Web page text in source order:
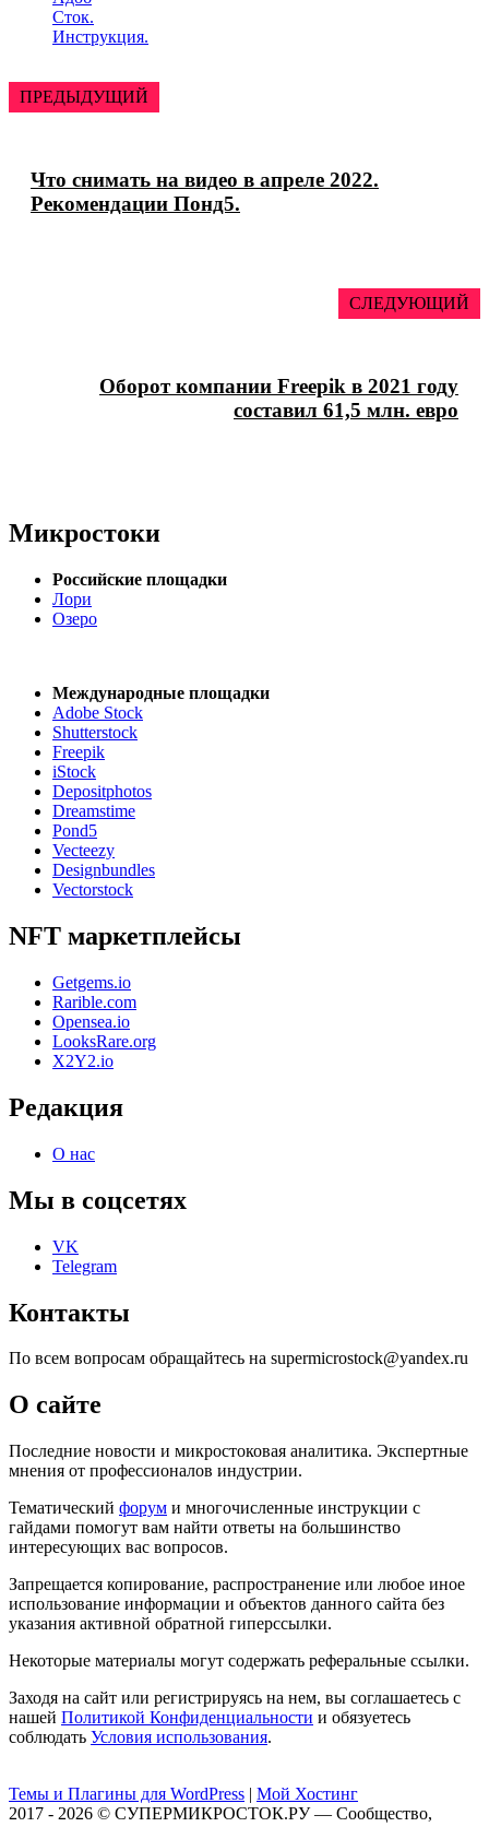
Сток.
Инструкция.
ПРЕДЫДУЩИЙ
Что снимать на видео в апреле 2022.
Рекомендации Понд5.
СЛЕДУЮЩИЙ
Оборот компании Freepik в 2021 году
составил 61,5 млн. евро
Микростоки
Российские площадки
Лори
Озеро
Международные площадки
Adobe Stock
Shutterstock
Freepik
iStock
Depositphotos
Dreamstime
Pond5
Vecteezy
Designbundles
Vectorstock
NFT маркетплейсы
Getgems.io
Rarible.com
Opensea.io
LooksRare.org
X2Y2.io
Редакция
О нас
Мы в соцсетях
VK
Telegram
Контакты
По всем вопросам обращайтесь на supermicrostock@yandex.ru
О сайте
Последние новости и микростоковая аналитика. Экспертные
мнения от профессионалов индустрии.
Тематический форум и многочисленные инструкции с
гайдами помогут вам найти ответы на большинство
интересующих вас вопросов.
Запрещается копирование, распространение или любое иное
использование информации и объектов данного сайта без
указания активной обратной гиперссылки.
Некоторые материалы могут содержать реферальные ссылки.
Заходя на сайт или регистрируясь на нем, вы соглашаетесь с
нашей Политикой Конфиденциальности и обязуетесь
соблюдать Условия использования.
Темы и Плагины для WordPress | Мой Хостинг
2017 - 2026 © СУПЕРМИКРОСТОК.РУ — Сообщество,